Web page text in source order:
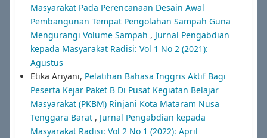
Masyarakat Pada Perencanaan Desain Awal
Pembangunan Tempat Pengolahan Sampah Guna
Mengurangi Volume Sampah , Jurnal Pengabdian
kepada Masyarakat Radisi: Vol 1 No 2 (2021):
Agustus
Etika Ariyani, Pelatihan Bahasa Inggris Aktif Bagi
Peserta Kejar Paket B Di Pusat Kegiatan Belajar
Masyarakat (PKBM) Rinjani Kota Mataram Nusa
Tenggara Barat , Jurnal Pengabdian kepada
Masyarakat Radisi: Vol 2 No 1 (2022): April